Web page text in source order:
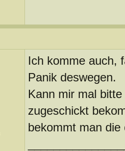
Ich komme auch,
Panik deswegen.
Kann mir mal
zugeschickt
bekommt man